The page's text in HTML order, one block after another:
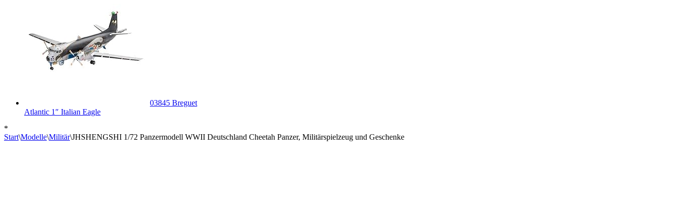
03845 Breguet
Atlantic 1″ Italian Eagle
*
Start\Modelle\Militär\JHSHENGSHI 1/72 Panzermodell WWII Deutschland Cheetah Panzer, Militärspielzeug und Geschenke